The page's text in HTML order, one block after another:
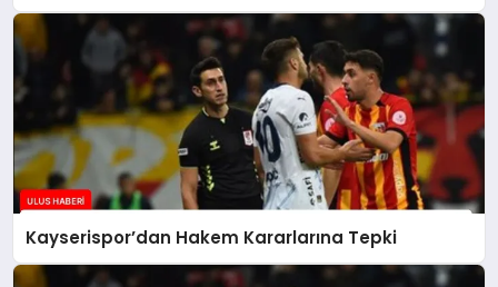
Kayserispor’dan Hakem Kararlarına Tepki